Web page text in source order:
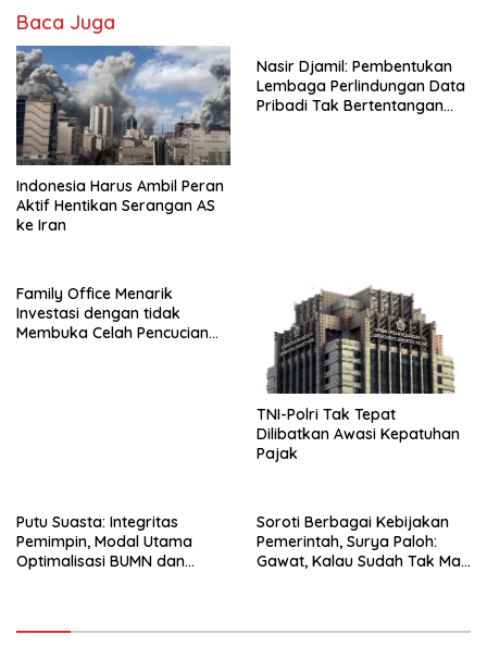
Baca Juga
Indonesia Harus Ambil Peran
Aktif Hentikan Serangan AS
ke Iran
Nasir Djamil: Pembentukan
Lembaga Perlindungan Data
Pribadi Tak Bertentangan
Family Office Menarik
Investasi dengan tidak
Membuka Celah Pencucian
TNI-Polri Tak Tepat
Dilibatkan Awasi Kepatuhan
Pajak
Putu Suasta: Integritas
Pemimpin, Modal Utama
Optimalisasi BUMN dan
Soroti Berbagai Kebijakan
Pemerintah, Surya Paloh:
Gawat, Kalau Sudah Tak Mau